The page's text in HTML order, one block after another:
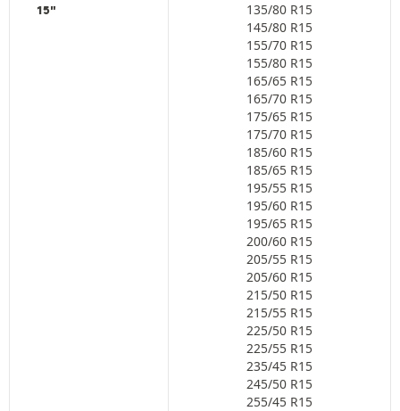
15"
135/80 R15
145/80 R15
155/70 R15
155/80 R15
165/65 R15
165/70 R15
175/65 R15
175/70 R15
185/60 R15
185/65 R15
195/55 R15
195/60 R15
195/65 R15
200/60 R15
205/55 R15
205/60 R15
215/50 R15
215/55 R15
225/50 R15
225/55 R15
235/45 R15
245/50 R15
255/45 R15